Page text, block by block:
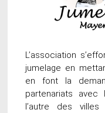
L’association
jumelage en
en font la
partenariats avec
l’autre des